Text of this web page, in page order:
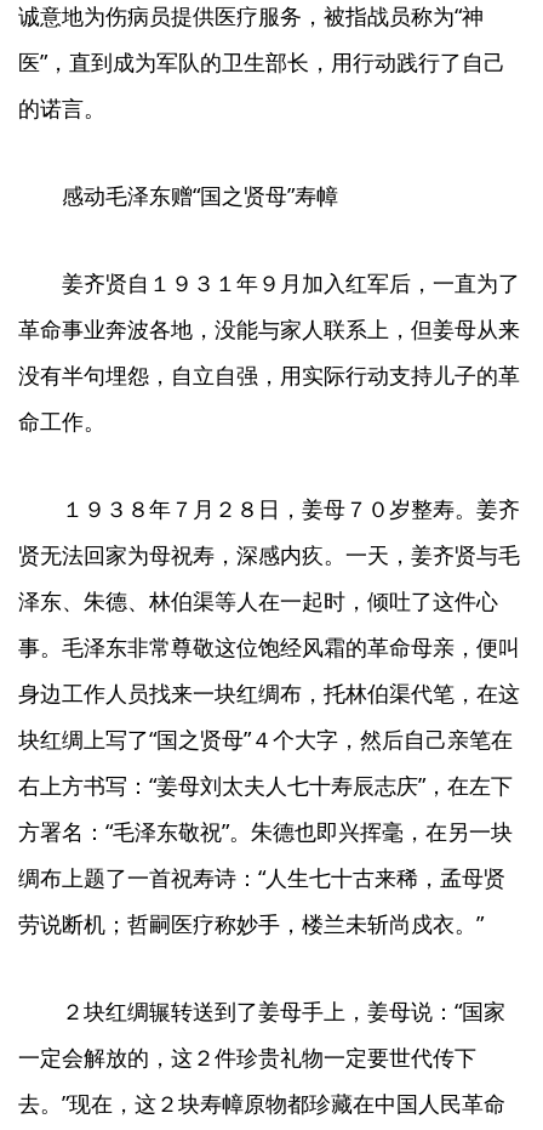
诚意地为伤病员提供医疗服务，被指战员称为“神
医”，直到成为军队的卫生部长，用行动践行了自己
的诺言。
感动毛泽东赠“国之贤母”寿幛
姜齐贤自１９３１年９月加入红军后，一直为了
革命事业奔波各地，没能与家人联系上，但姜母从来
没有半句埋怨，自立自强，用实际行动支持儿子的革
命工作。
１９３８年７月２８日，姜母７０岁整寿。姜齐
贤无法回家为母祝寿，深感内疚。一天，姜齐贤与毛
泽东、朱德、林伯渠等人在一起时，倾吐了这件心
事。毛泽东非常尊敬这位饱经风霜的革命母亲，便叫
身边工作人员找来一块红绸布，托林伯渠代笔，在这
块红绸上写了“国之贤母”４个大字，然后自己亲笔在
右上方书写：“姜母刘太夫人七十寿辰志庆”，在左下
方署名：“毛泽东敬祝”。朱德也即兴挥毫，在另一块
绸布上题了一首祝寿诗：“人生七十古来稀，孟母贤
劳说断机；哲嗣医疗称妙手，楼兰未斩尚戍衣。”
２块红绸辗转送到了姜母手上，姜母说：“国家
一定会解放的，这２件珍贵礼物一定要世代传下
去。”现在，这２块寿幛原物都珍藏在中国人民革命